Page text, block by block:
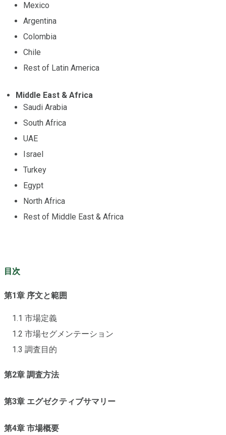
Mexico
Argentina
Colombia
Chile
Rest of Latin America
Middle East & Africa
Saudi Arabia
South Africa
UAE
Israel
Turkey
Egypt
North Africa
Rest of Middle East & Africa
目次
第1章 序文と範囲
1.1 市場定義
1.2 市場セグメンテーション
1.3 調査目的
第2章 調査方法
第3章 エグゼクティブサマリー
第4章 市場概要